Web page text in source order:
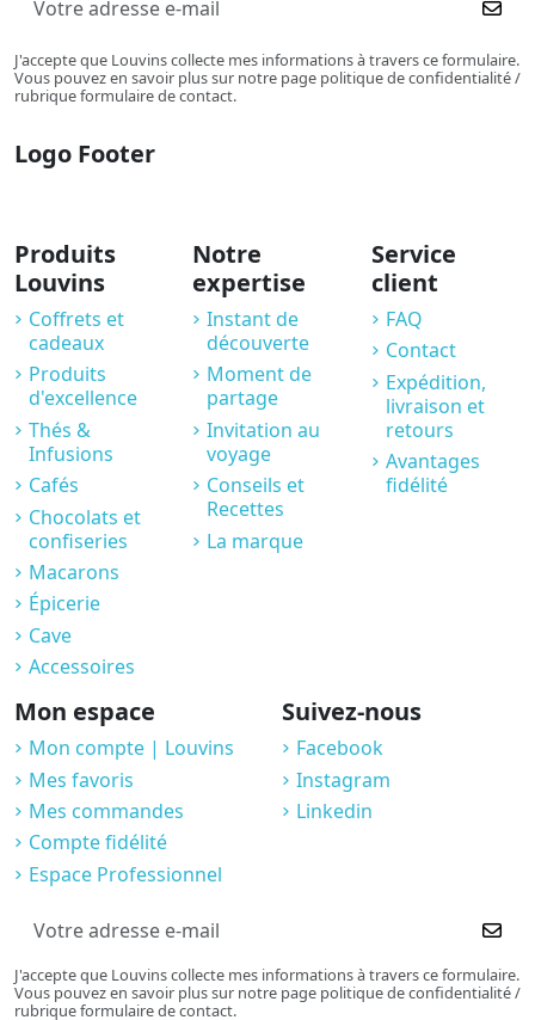
J'accepte que Louvins collecte mes informations à travers ce formulaire.
Vous pouvez en savoir plus sur notre page politique de confidentialité /
rubrique formulaire de contact.
Logo Footer
Produits
Louvins
Coffrets et
cadeaux
Produits
d'excellence
Thés &
Infusions
Cafés
Chocolats et
confiseries
Macarons
Épicerie
Cave
Accessoires
Notre
expertise
Instant de
découverte
Moment de
partage
Invitation au
voyage
Conseils et
Recettes
La marque
Service
client
FAQ
Contact
Expédition,
livraison et
retours
Avantages
fidélité
Mon espace
Mon compte | Louvins
Mes favoris
Mes commandes
Compte fidélité
Espace Professionnel
Suivez-nous
Facebook
Instagram
Linkedin
J'accepte que Louvins collecte mes informations à travers ce formulaire.
Vous pouvez en savoir plus sur notre page politique de confidentialité /
rubrique formulaire de contact.